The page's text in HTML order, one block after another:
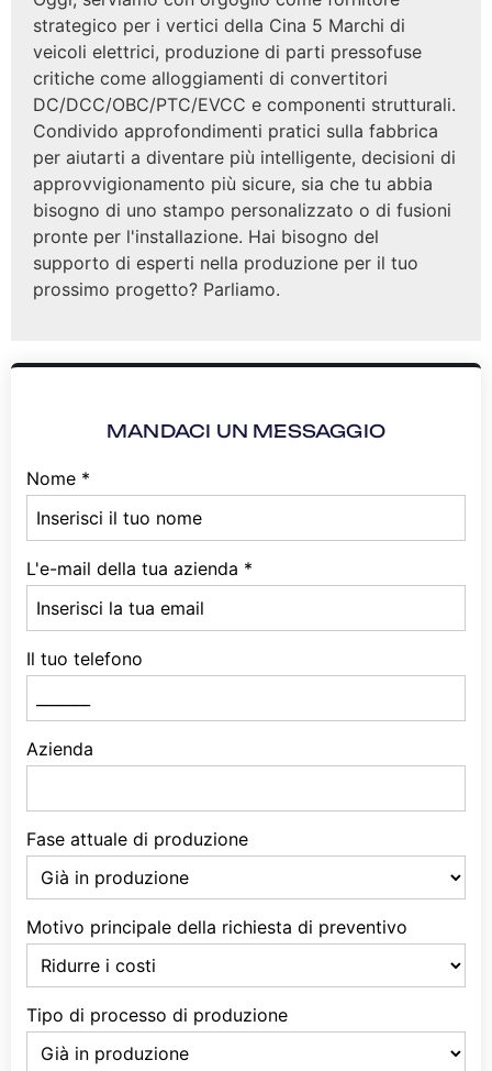
strategico per i vertici della Cina 5 Marchi di
veicoli elettrici, produzione di parti pressofuse
critiche come alloggiamenti di convertitori
DC/DCC/OBC/PTC/EVCC e componenti strutturali.
Condivido approfondimenti pratici sulla fabbrica
per aiutarti a diventare più intelligente, decisioni di
approvvigionamento più sicure, sia che tu abbia
bisogno di uno stampo personalizzato o di fusioni
pronte per l'installazione. Hai bisogno del
supporto di esperti nella produzione per il tuo
prossimo progetto? Parliamo.
MANDACI UN MESSAGGIO
Nome *
L'e-mail della tua azienda *
Il tuo telefono
Azienda
Fase attuale di produzione
Motivo principale della richiesta di preventivo
Tipo di processo di produzione